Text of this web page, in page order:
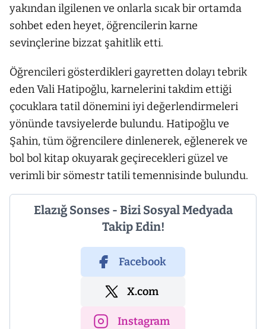
yakından ilgilenen ve onlarla sıcak bir ortamda
sohbet eden heyet, öğrencilerin karne
sevinçlerine bizzat şahitlik etti.
Öğrencileri gösterdikleri gayretten dolayı tebrik
eden Vali Hatipoğlu, karnelerini takdim ettiği
çocuklara tatil dönemini iyi değerlendirmeleri
yönünde tavsiyelerde bulundu. Hatipoğlu ve
Şahin, tüm öğrencilere dinlenerek, eğlenerek ve
bol bol kitap okuyarak geçirecekleri güzel ve
verimli bir sömestr tatili temennisinde bulundu.
Elazığ Sonses - Bizi Sosyal Medyada
Takip Edin!
Facebook
X.com
Instagram